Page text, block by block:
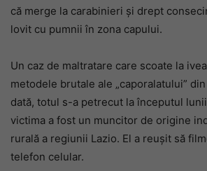
că merge la carabinieri și drept
lovit cu pumnii în zona capului.
Un caz de maltratare care scoate la
metodele brutale ale „caporalatului”
dată, totul s-a petrecut la începutul
victima a fost un muncitor de origine
rurală a regiunii Lazio. El a reușit să
telefon celular.